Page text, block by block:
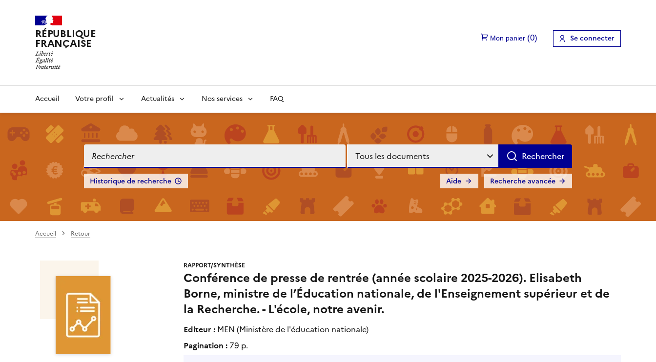
RÉPUBLIQUE
FRANÇAISE Se connecter
Accueil Votre profil Actualités Nos services FAQ
Historique de recherche Recherche avancée
Aide
Accueil Retour
RAPPORT/SYNTHÈSE
Conférence de presse de rentrée (année scolaire 2025-2026). Elisabeth
Borne, ministre de l’Éducation nationale, de l'Enseignement supérieur et de
la Recherche. - L'école, notre avenir.
Editeur : MEN (Ministère de l'éducation nationale)
Pagination : 79 p.